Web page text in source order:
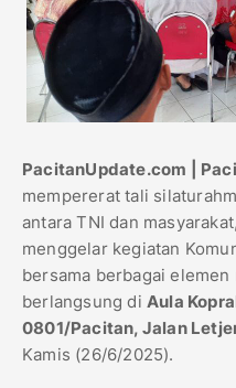
PacitanUpdate.com |
mempererat tali
antara TNI dan
menggelar kegiatan
bersama berbagai elemen
berlangsung di Aula
0801/Pacitan, Jalan
Kamis (26/6/2025).